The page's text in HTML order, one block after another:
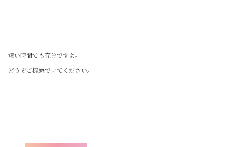
短い時間でも充分ですよ。
どうぞご機嫌でいてください。